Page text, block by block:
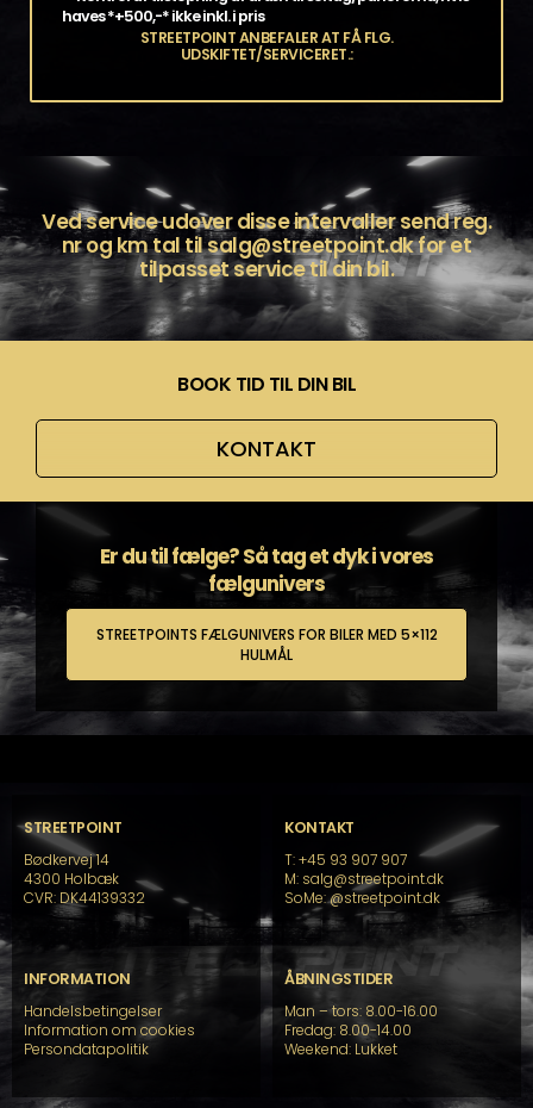
haves *+500,-* ikke inkl. i pris
STREETPOINT ANBEFALER AT FÅ FLG.
UDSKIFTET/SERVICERET.:
Ved service udover disse intervaller send reg.
nr og km tal tilsalg@streetpoint.dkfor et
tilpasset service til din bil.
BOOK TID TIL DIN BIL
KONTAKT
Er du til fælge? Så tag et dyk i vores
fælgunivers
STREETPOINTS FÆLGUNIVERS FOR BILER MED 5×112
HULMÅL
STREETPOINT
Bødkervej 14
4300 Holbæk
CVR: DK44139332
KONTAKT
T: +45 93 907 907
M: salg@streetpoint.dk
SoMe:@streetpoint.dk
INFORMATION
Handelsbetingelser
Information om cookies
Persondatapolitik
ÅBNINGSTIDER
Man – tors: 8.00-16.00
Fredag: 8.00-14.00
Weekend: Lukket